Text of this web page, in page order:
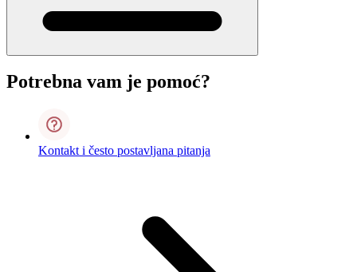
Potrebna vam je pomoć?
Kontakt i često postavljana pitanja